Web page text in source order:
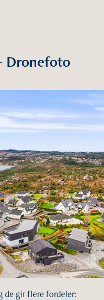
Dronefoto
de gir flere fordeler: